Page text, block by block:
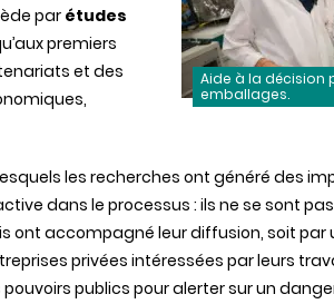
Aide à la décision
emballages.
par études
premiers
et des
les recherches ont généré des
dans le processus : ils ne se sont
ont accompagné leur diffusion, soit par
privées intéressées par leurs
publics pour alerter sur un